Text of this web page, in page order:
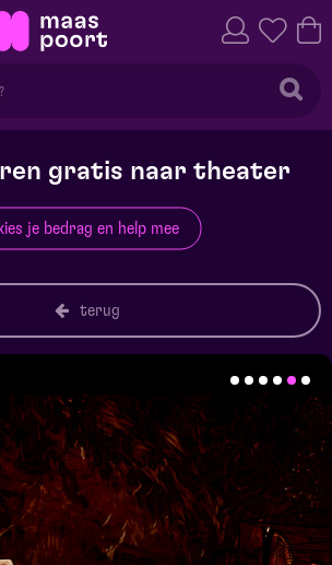
gratis naar theater
kies je bedrag en help mee
terug